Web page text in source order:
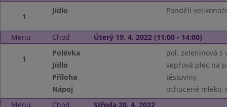
1
Jídlo Pondělí
Menu Chod Úterý 19. 4. 2022 (11:00 - 14:00)
1
Polévka
pol. zeleninová s
Jídlo
vepřová plec na
Příloha
těstoviny
Nápoj
ochucené mléko,
Menu
Chod
Středa 20. 4. 2022